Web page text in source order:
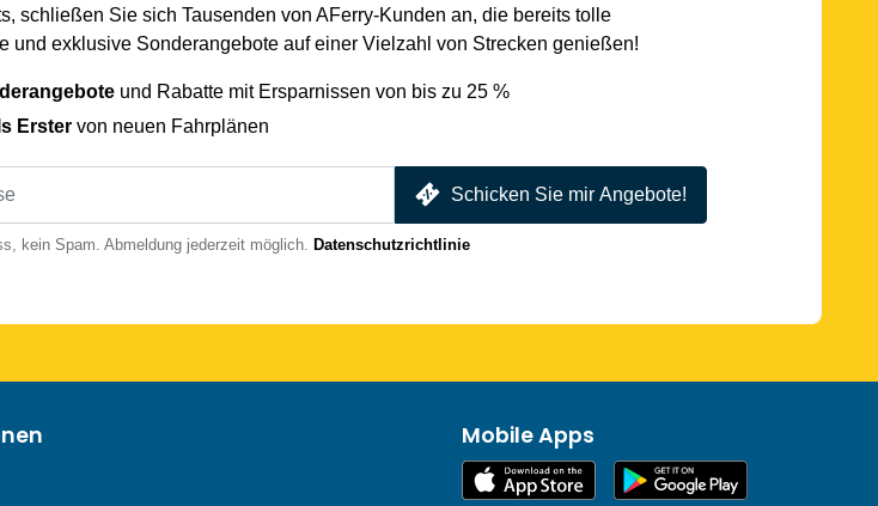
schließen Sie sich Tausenden von AFerry-Kunden an, die bereits tolle
und exklusive Sonderangebote auf einer Vielzahl von Strecken genießen!
und Rabatte mit Ersparnissen von bis zu 25 %
Erster von neuen Fahrplänen
Schicken Sie mir Angebote!
kein Spam. Abmeldung jederzeit möglich. Datenschutzrichtlinie
Mobile Apps